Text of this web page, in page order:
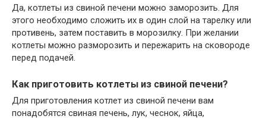
Да, котлеты из свиной печени можно заморозить. Для
этого необходимо сложить их в один слой на тарелку или
противень, затем поставить в морозилку. При желании
котлеты можно разморозить и пережарить на сковороде
перед подачей.
Как приготовить котлеты из свиной печени?
Для приготовления котлет из свиной печени вам
понадобятся свиная печень, лук, чеснок, яйца,